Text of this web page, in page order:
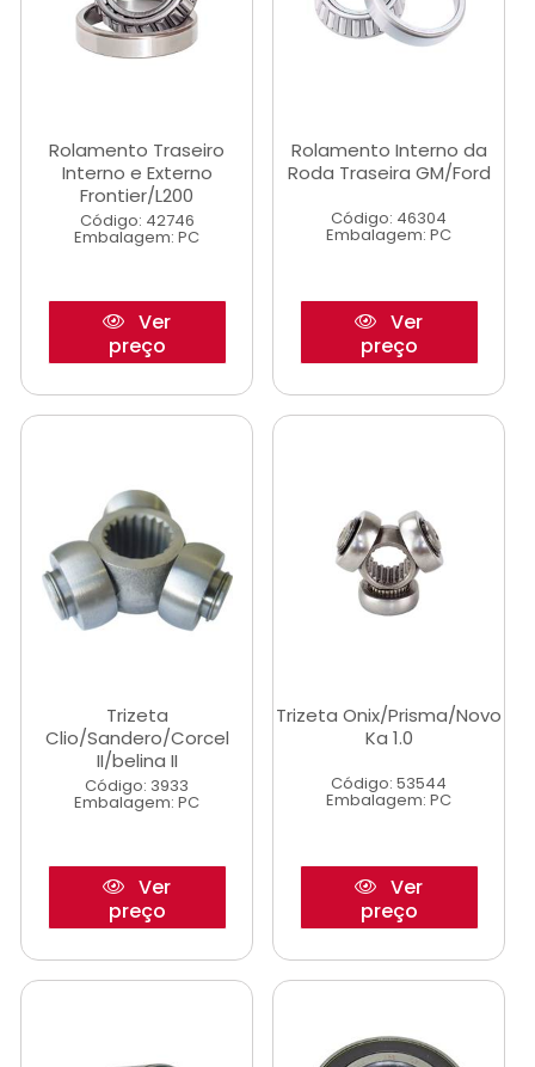
Rolamento Traseiro
Interno e Externo
Frontier/L200
Código: 42746
Embalagem: PC
Ver
preço
Rolamento Interno da
Roda Traseira GM/Ford
Código: 46304
Embalagem: PC
Ver
preço
Trizeta
Clio/Sandero/Corcel
II/belina II
Código: 3933
Embalagem: PC
Ver
preço
Trizeta Onix/Prisma/Novo
Ka 1.0
Código: 53544
Embalagem: PC
Ver
preço